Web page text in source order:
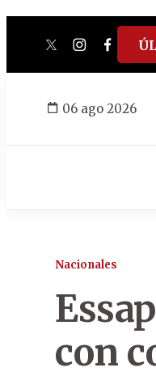
twitterinstagram
06 ago 2026
Nacionales
con